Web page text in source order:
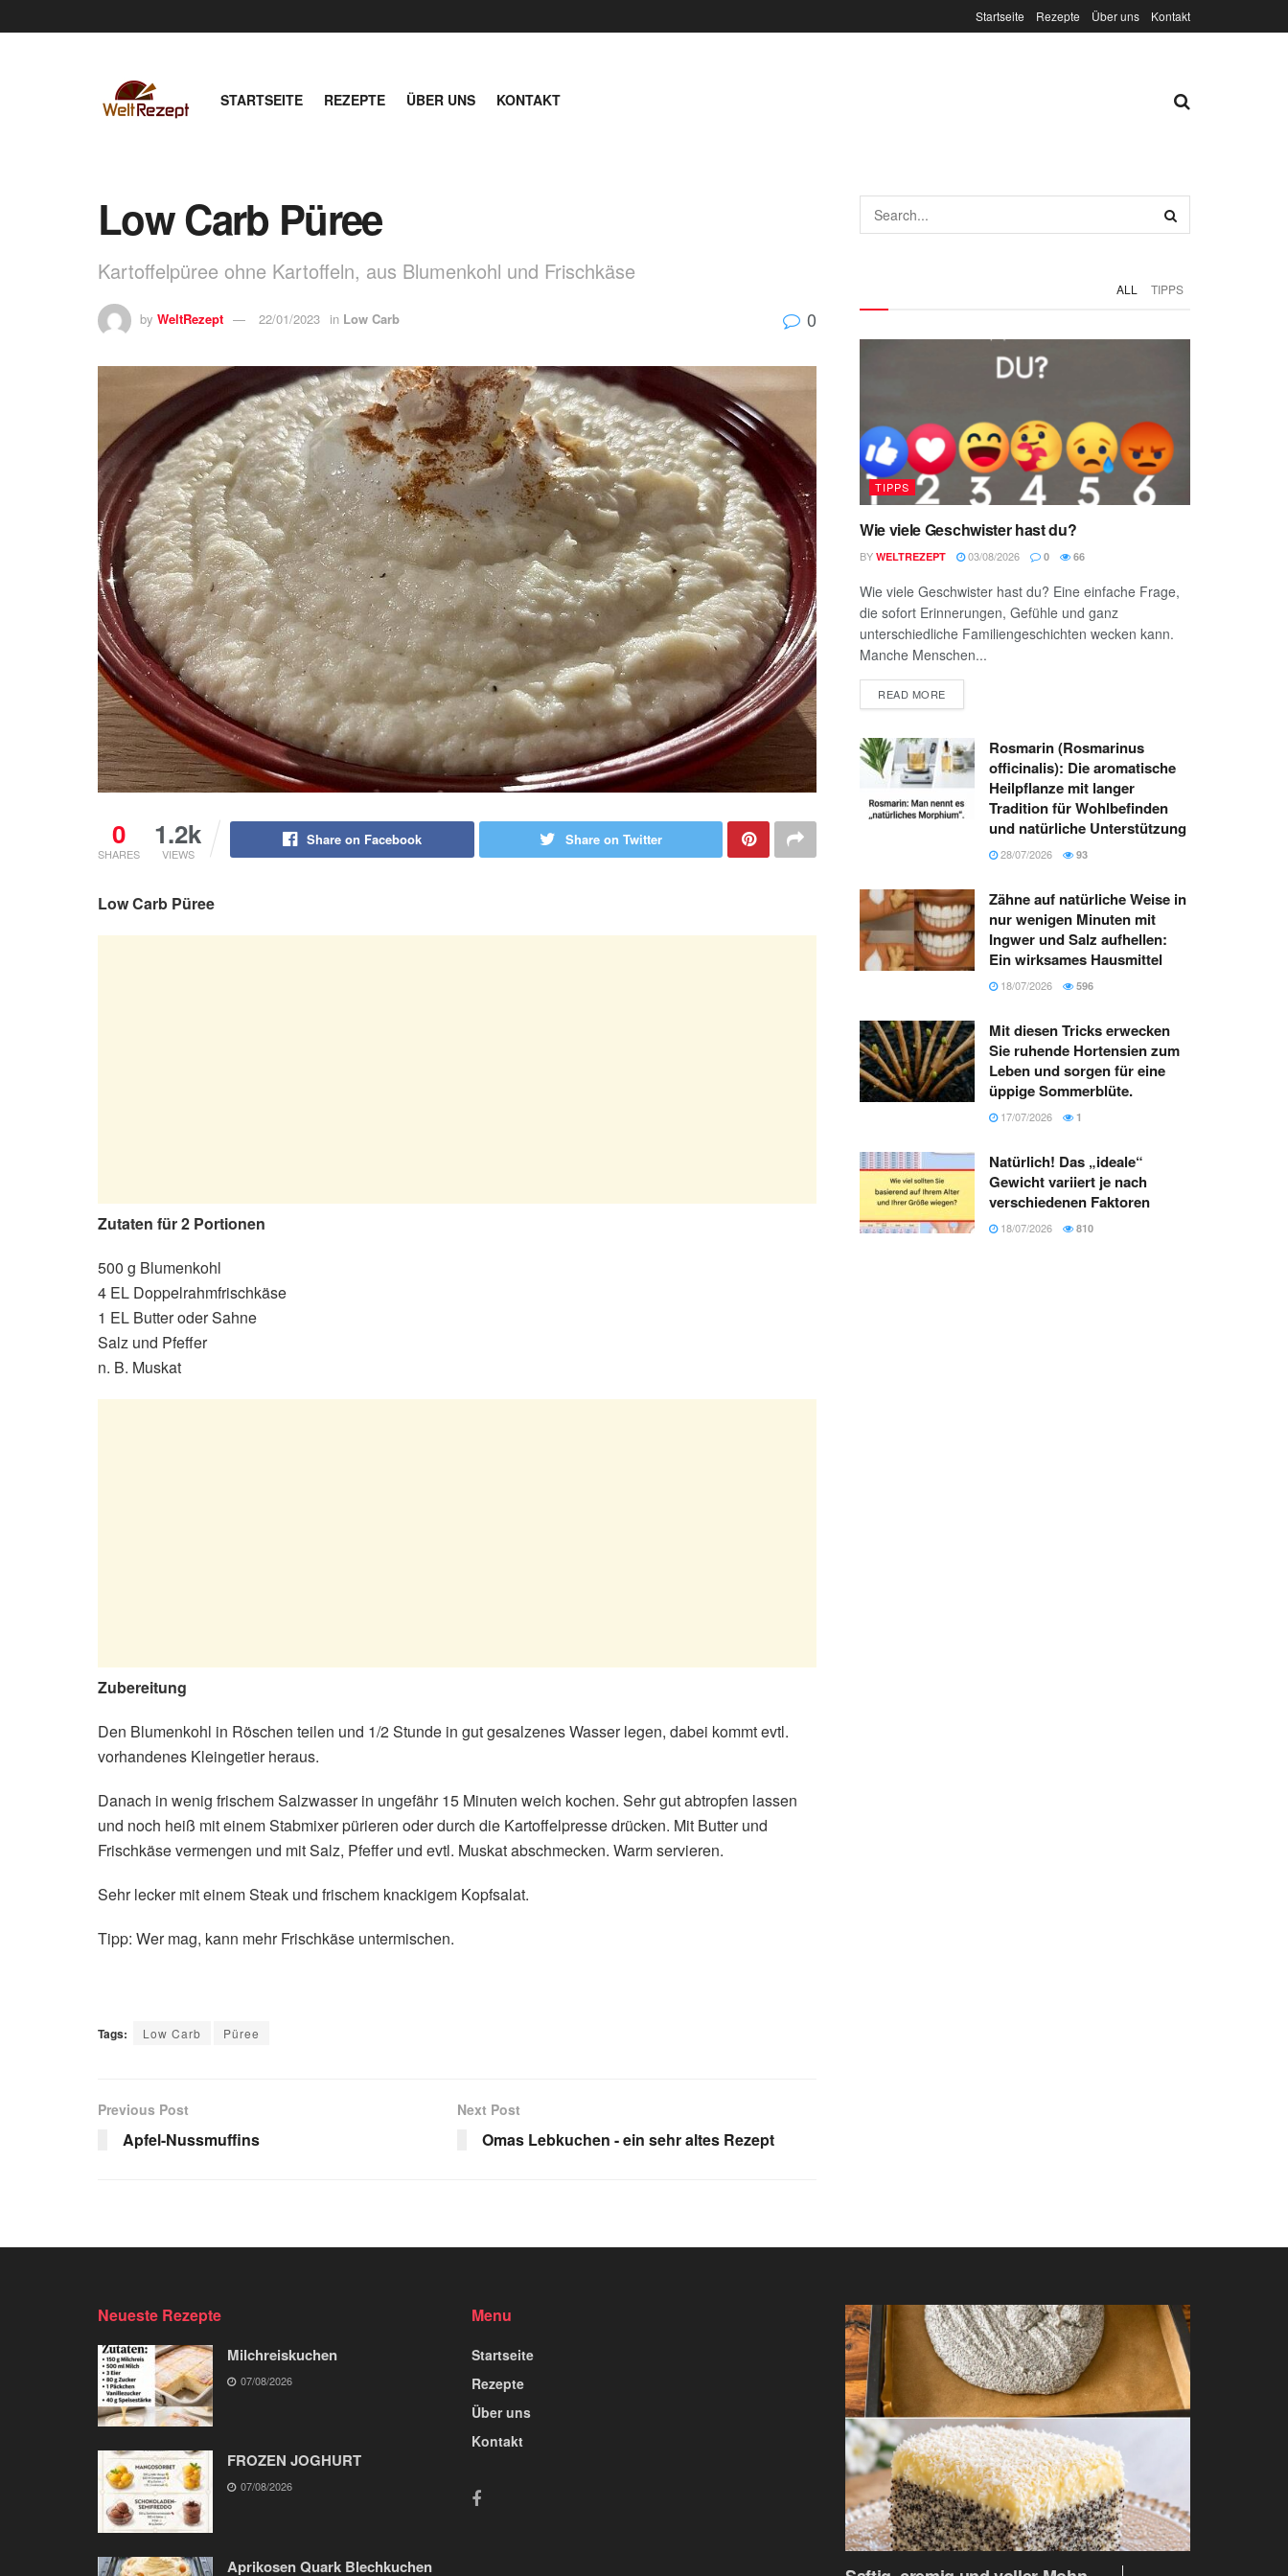
Startseite Rezepte Über uns Kontakt
STARTSEITE REZEPTE ÜBER UNS KONTAKT
Low Carb Püree
Kartoffelpüree ohne Kartoffeln, aus Blumenkohl und Frischkäse
by WeltRezept 22/01/2023 in Low Carb 0
0
SHARES
1.2k
VIEWS
Share on Facebook Share on Twitter
Low Carb Püree
Zutaten für 2 Portionen
500 g Blumenkohl
4 EL Doppelrahmfrischkäse
1 EL Butter oder Sahne
Salz und Pfeffer
n. B. Muskat
Zubereitung
Den Blumenkohl in Röschen teilen und 1/2 Stunde in gut gesalzenes Wasser legen, dabei kommt evtl.
vorhandenes Kleingetier heraus.
Danach in wenig frischem Salzwasser in ungefähr 15 Minuten weich kochen. Sehr gut abtropfen lassen
und noch heiß mit einem Stabmixer pürieren oder durch die Kartoffelpresse drücken. Mit Butter und
Frischkäse vermengen und mit Salz, Pfeffer und evtl. Muskat abschmecken. Warm servieren.
Sehr lecker mit einem Steak und frischem knackigem Kopfsalat.
Tipp: Wer mag, kann mehr Frischkäse untermischen.
Tags: Low Carb Püree
Previous Post
Apfel-Nussmuffins
Next Post
Omas Lebkuchen - ein sehr altes Rezept
ALL TIPPS
TIPPS
Wie viele Geschwister hast du?
BY WELTREZEPT 03/08/2026 0 66
Wie viele Geschwister hast du? Eine einfache Frage,
die sofort Erinnerungen, Gefühle und ganz
unterschiedliche Familiengeschichten wecken kann.
Manche Menschen...
READ MORE
Rosmarin (Rosmarinus
officinalis): Die aromatische
Heilpflanze mit langer
Tradition für Wohlbefinden
und natürliche Unterstützung
28/07/2026 93
Zähne auf natürliche Weise in
nur wenigen Minuten mit
Ingwer und Salz aufhellen:
Ein wirksames Hausmittel
18/07/2026 596
Mit diesen Tricks erwecken
Sie ruhende Hortensien zum
Leben und sorgen für eine
üppige Sommerblüte.
17/07/2026 1
Natürlich! Das „ideale“
Gewicht variiert je nach
verschiedenen Faktoren
18/07/2026 810
Neueste Rezepte
Milchreiskuchen
07/08/2026
FROZEN JOGHURT
07/08/2026
Aprikosen Quark Blechkuchen
Menu
Startseite
Rezepte
Über uns
Kontakt